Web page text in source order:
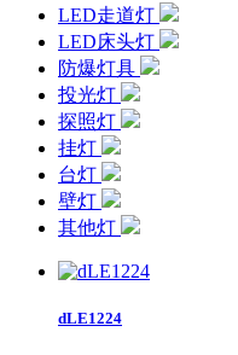
LED走道灯
LED床头灯
防爆灯具
投光灯
探照灯
挂灯
台灯
壁灯
其他灯
dLE1224